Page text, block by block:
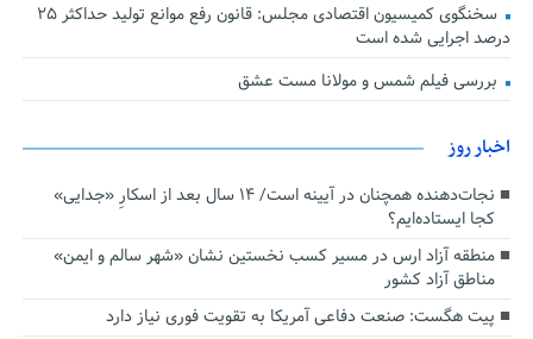
سخنگوی کمیسیون اقتصادی مجلس: قانون رفع موانع تولید حداکثر ۲۵
درصد اجرایی شده است
بررسی فیلم شمس و مولانا مست عشق
اخبار روز
نجات‌دهنده‌ همچنان در آیینه است/ ۱۴ سال بعد از اسکارِ «جدایی»
کجا ایستاده‌ایم؟
منطقه آزاد ارس در مسیر کسب نخستین نشان «شهر سالم و ایمن»
مناطق آزاد کشور
پیت هگست: صنعت دفاعی آمریکا به تقویت فوری نیاز دارد